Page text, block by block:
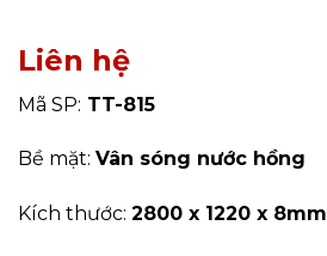
Liên hệ
Mã SP: TT-815
Bề mặt: Vân sóng nước hồng
Kích thước: 2800 x 1220 x 8mm